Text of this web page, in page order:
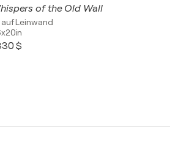
of the Old Wall
auf Leinwand
$